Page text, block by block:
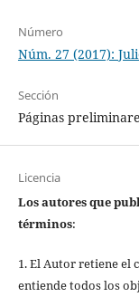
Número
Núm. 27 (2017):
Sección
Páginas
Licencia
Los autores que
términos:
1. El Autor retiene el
entiende todos los